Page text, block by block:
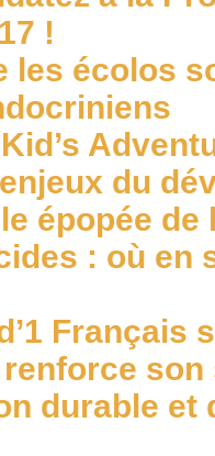
!
les écolos
du
épopée de
: où en
Français
durable et